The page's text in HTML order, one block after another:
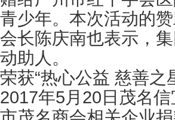
青少年。本次活动的
会长陈庆南也表示，
动助人。
荣获“热心公益 慈善之
2017年5月20日茂名